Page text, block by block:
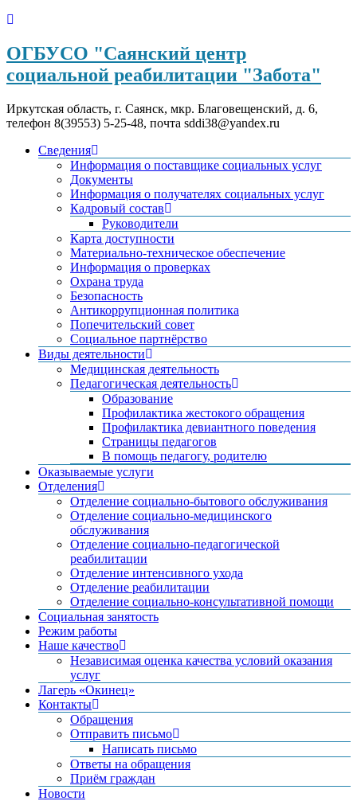
ОГБУСО "Саянский центр
социальной реабилитации "Забота"
Иркутская область, г. Саянск, мкр. Благовещенский, д. 6,
телефон 8(39553) 5-25-48, почта sddi38@yandex.ru
Сведения
Информация о поставщике социальных услуг
Документы
Информация о получателях социальных услуг
Кадровый состав
Руководители
Карта доступности
Материально-техническое обеспечение
Информация о проверках
Охрана труда
Безопасность
Антикоррупционная политика
Попечительский совет
Социальное партнёрство
Виды деятельности
Медицинская деятельность
Педагогическая деятельность
Образование
Профилактика жестокого обращения
Профилактика девиантного поведения
Страницы педагогов
В помощь педагогу, родителю
Оказываемые услуги
Отделения
Отделение социально-бытового обслуживания
Отделение социально-медицинского
обслуживания
Отделение социально-педагогической
реабилитации
Отделение интенсивного ухода
Отделение реабилитации
Отделение социально-консультативной помощи
Социальная занятость
Режим работы
Наше качество
Независимая оценка качества условий оказания
услуг
Лагерь «Окинец»
Контакты
Обращения
Отправить письмо
Написать письмо
Ответы на обращения
Приём граждан
Новости